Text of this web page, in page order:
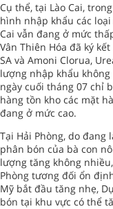
Cụ thể, tại Lào Cai,
hình nhập khẩu các
Cai vẫn đang ở mức
Vân Thiên Hóa đã ký
SA và Amoni Clorua,
lượng nhập khẩu
ngày cuối tháng 07 chỉ
hàng tồn kho các mặt
đang ở mức cao.
Tại Hải Phòng, do
phân bón của bà con
lượng tăng không
Phòng tương đối ổn
Mỹ bắt đầu tăng nhẹ,
bón tại khu vực có thể